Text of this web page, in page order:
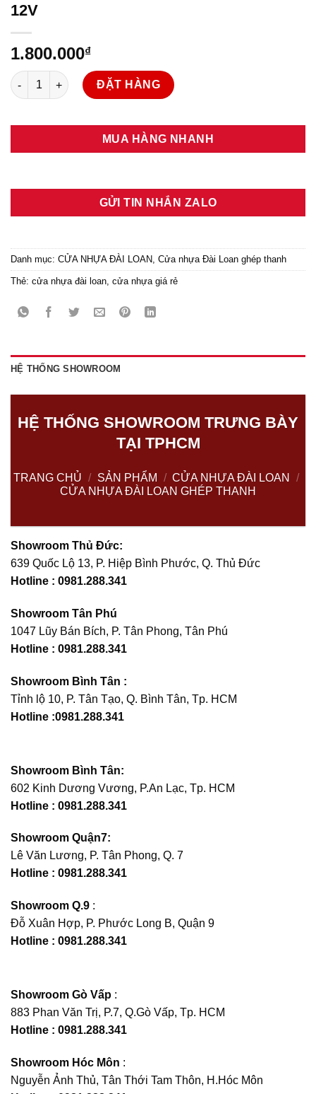
12V
1.800.000₫
Cửa nhựa đài loan ghép thanh HB.YA-12V số lượng
ĐẶT HÀNG
MUA HÀNG NHANH
GỬI TIN NHẮN ZALO
Danh mục: CỬA NHỰA ĐÀI LOAN, Cửa nhựa Đài Loan ghép thanh
Thẻ: cửa nhựa đài loan, cửa nhựa giá rẻ
HỆ THỐNG SHOWROOM
HỆ THỐNG SHOWROOM TRƯNG BÀY
TẠI TPHCM
TRANG CHỦ / SẢN PHẨM / CỬA NHỰA ĐÀI LOAN
/
CỬA NHỰA ĐÀI LOAN GHÉP THANH
Showroom Thủ Đức:
639 Quốc Lộ 13, P. Hiệp Bình Phước, Q. Thủ Đức
Hotline : 0981.288.341
Showroom Tân Phú
1047 Lũy Bán Bích, P. Tân Phong, Tân Phú
Hotline : 0981.288.341
Showroom Bình Tân :
Tỉnh lộ 10, P. Tân Tạo, Q. Bình Tân, Tp. HCM
Hotline :0981.288.341
Showroom Bình Tân:
602 Kinh Dương Vương, P.An Lạc, Tp. HCM
Hotline : 0981.288.341
Showroom Quận7:
Lê Văn Lương, P. Tân Phong, Q. 7
Hotline : 0981.288.341
Showroom Q.9 :
Đỗ Xuân Hợp, P. Phước Long B, Quận 9
Hotline : 0981.288.341
Showroom Gò Vấp :
883 Phan Văn Trị, P.7, Q.Gò Vấp, Tp. HCM
Hotline : 0981.288.341
Showroom Hóc Môn :
Nguyễn Ảnh Thủ, Tân Thới Tam Thôn, H.Hóc Môn